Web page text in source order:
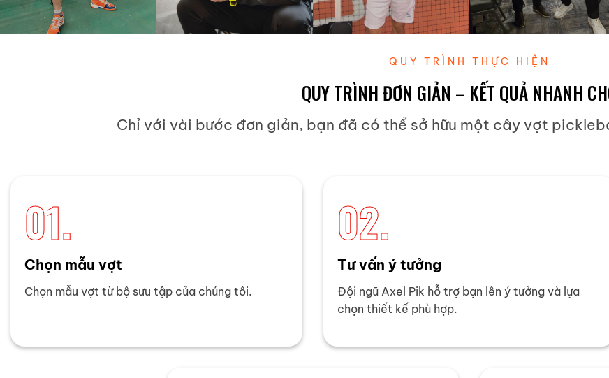
QUY TRÌNH THỰC HIỆN
QUY TRÌNH ĐƠN GIẢN – KẾT QUẢ NHANH
Chỉ với vài bước đơn giản, bạn đã có thể sở hữu một cây vợt
01.
Chọn mẫu vợt
Chọn mẫu vợt từ bộ sưu tập của chúng tôi.
02.
Tư vấn ý tưởng
Đội ngũ Axel Pik hỗ trợ bạn lên ý tưởng và lựa
chọn thiết kế phù hợp.